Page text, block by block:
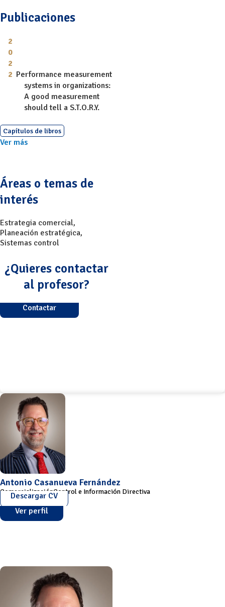
Publicaciones
Performance measurement
systems in organizations:
A good measurement
should tell a S.T.O.R.Y.
Capítulos de libros
Ver más
Áreas o temas de
interés
Estrategia comercial,
Planeación estratégica,
Sistemas control
¿Quieres contactar
al profesor?
Contactar
Antonio Casanueva Fernández
ComercializaciónControl e Información Directiva
Descargar CV
Ver perfil